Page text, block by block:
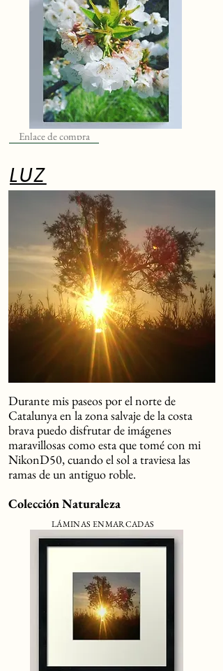
Enlace de compra
LUZ
Durante mis paseos por el norte de
Catalunya en la zona salvaje de la costa
brava puedo disfrutar de imágenes
maravillosas como esta que tomé con mi
NikonD50, cuando el sol a traviesa las
ramas de un antiguo roble.
Colección Naturaleza
LÁMINAS ENMARCADAS